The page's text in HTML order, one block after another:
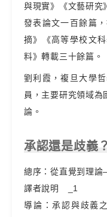
與現實》《文藝研究
發表論文一百餘篇
摘》《高等學校文
料》轉載三十餘篇。
劉利霞，複旦大學
員，主要研究領域為
論。
承認還是歧義
總序：從直覺到理
譯者說明 _1
導論：承認與歧義